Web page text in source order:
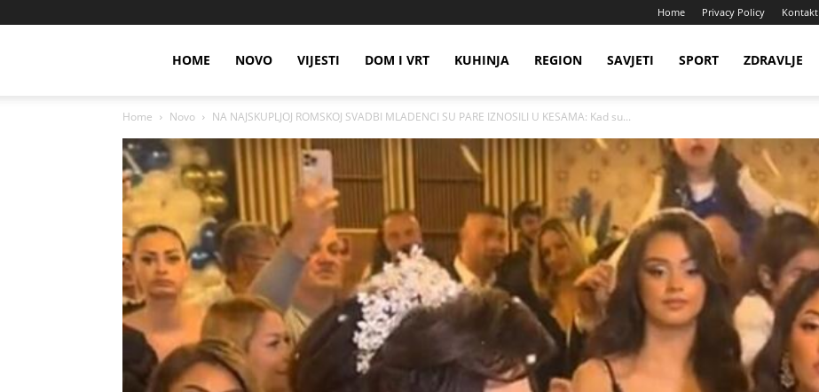
Home Privacy Policy Kontakt
HOME NOVO VIJESTI DOM I VRT KUHINJA REGION SAVJETI SPORT ZDRAVLJE
Home Novo NA NAJSKUPLJOJ ROMSKOJ SVADBI MLADENCI SU PARE IZNOSILI U KESAMA: Kad su...